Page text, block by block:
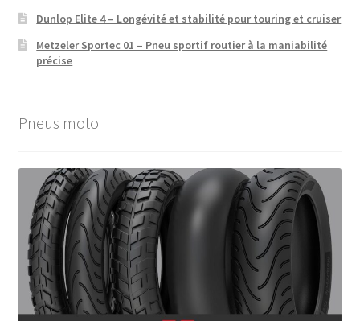
Dunlop Elite 4 – Longévité et stabilité pour touring et cruiser
Metzeler Sportec 01 – Pneu sportif routier à la maniabilité
précise
Pneus moto